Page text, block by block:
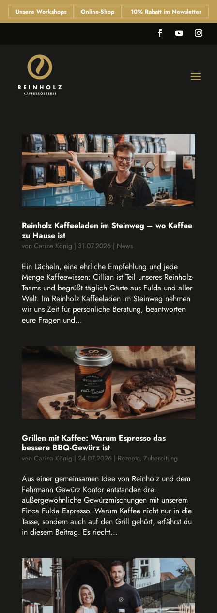
Unsere Workshops Online-Shop 10% Rabatt im Newsletter
Reinholz Kaffeeladen im Steinweg – wo Kaffee
zu Hause ist
von Carina König | 31.07.2026 | News
Ein Lächeln, eine ehrliche Empfehlung und jede
Menge Kaffeewissen: Cillian ist Teil unseres Reinholz-
Teams und begrüßt täglich Gäste aus Fulda und aller
Welt. Im Reinholz Kaffeeladen im Steinweg nehmen
wir uns Zeit für persönliche Beratung, beantworten
eure Fragen und...
Grillen mit Kaffee: Warum Espresso das
bessere BBQ-Gewürz ist
von Carina König | 24.07.2026 | Rezepte, Zubereitung
Aus einer gemeinsamen Idee von Reinholz und dem
Fehrmann Gewürz Kontor entstanden drei
außergewöhnliche Gewürzmischungen mit unserem
Finca Fulda Espresso. Warum Kaffee nicht nur in die
Tasse, sondern auch auf den Grill gehört, erfährst du
in diesem Beitrag. Es riecht...